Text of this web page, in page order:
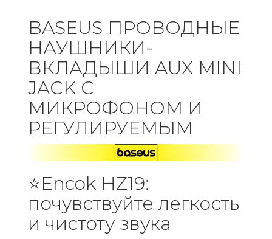
BASEUS ПРОВОДНЫЕ
НАУШНИКИ-
ВКЛАДЫШИ AUX MINI
JACK С
МИКРОФОНОМ И
РЕГУЛИРУЕМЫМ
⭐Encok HZ19:
почувствуйте легкость
и чистоту звука